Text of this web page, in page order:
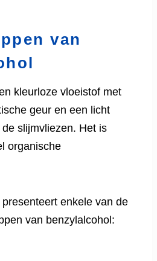
van
kleurloze vloeistof met
geur en een licht
slijmvliezen. Het is
organische
enkele van de
van benzylalcohol: